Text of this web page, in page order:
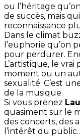
ou l’héritage
de succès, mais
reconnaissance
Dans le climat
l’euphorie qu’on
pour perdurer.
L’artistique, le
moment ou un
sexualité. C’est
de la musique.
Si vous prenez
quasiment sur le
des concerts, des
l’intérêt du